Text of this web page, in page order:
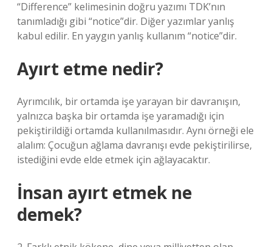
“Difference” kelimesinin doğru yazımı TDK’nın
tanımladığı gibi “notice”dir. Diğer yazımlar yanlış
kabul edilir. En yaygın yanlış kullanım “notice”dir.
Ayırt etme nedir?
Ayrımcılık, bir ortamda işe yarayan bir davranışın,
yalnızca başka bir ortamda işe yaramadığı için
pekiştirildiği ortamda kullanılmasıdır. Aynı örneği ele
alalım: Çocuğun ağlama davranışı evde pekiştirilirse,
istediğini evde elde etmek için ağlayacaktır.
İnsan ayırt etmek ne
demek?